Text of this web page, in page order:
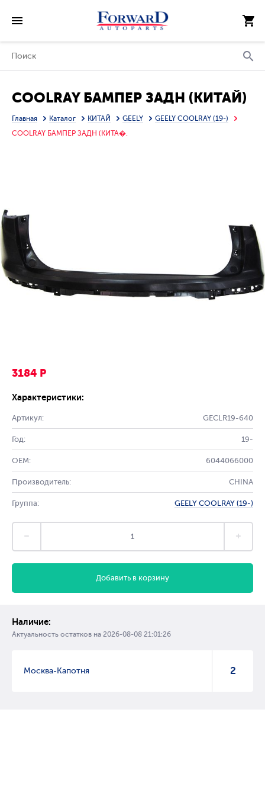
COOLRAY БАМПЕР ЗАДН (КИТАЙ)
Главная Каталог КИТАЙ GEELY
GEELY COOLRAY (19-)
COOLRAY БАМПЕР ЗАДН (КИТА�.
3184 Р
Характеристики:
Артикул: GECLR19-640
Год: 19-
OEM: 6044066000
Производитель: CHINA
Группа: GEELY COOLRAY (19-)
Добавить в корзину
Наличие:
Актуальность остатков на 2026-08-08 21:01:26
Москва-Капотня 2